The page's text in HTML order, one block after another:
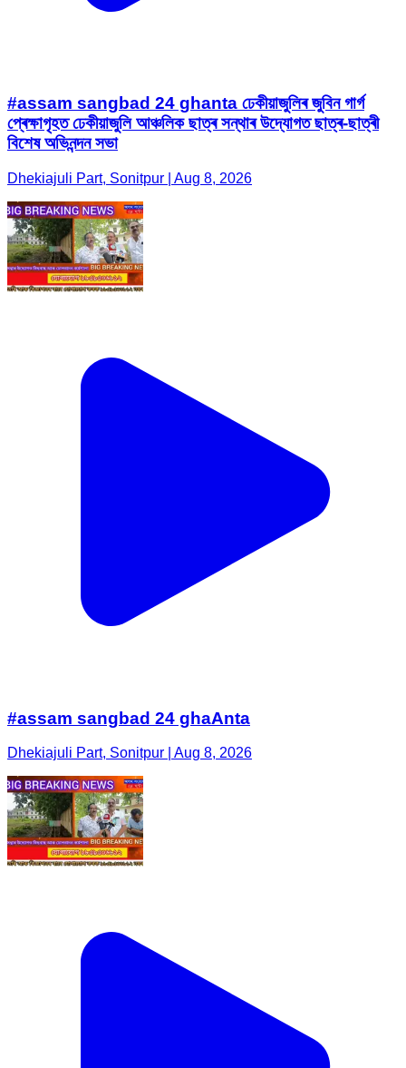
#assam sangbad 24 ghanta ঢেকীয়াজুলিৰ জুবিন গাৰ্গ
প্ৰেক্ষাগৃহত ঢেকীয়াজুলি আঞ্চলিক ছাত্ৰ সন্থাৰ উদ্যোগত ছাত্ৰ-ছাত্ৰী
বিশেষ অভিনন্দন সভা
Dhekiajuli Part, Sonitpur | Aug 8, 2026
#assam sangbad 24 ghaAnta
Dhekiajuli Part, Sonitpur | Aug 8, 2026